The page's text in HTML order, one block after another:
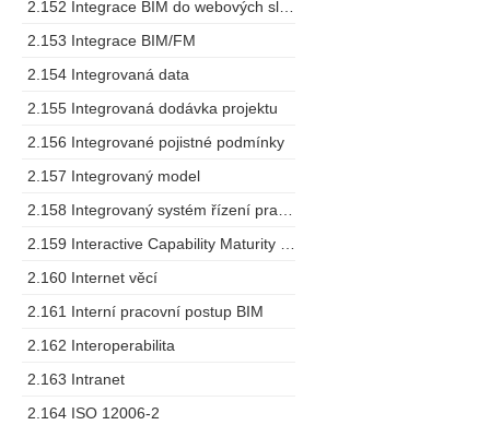
2.153 Integrace BIM/FM
2.154 Integrovaná data
2.155 Integrovaná dodávka projektu
2.156 Integrované pojistné podmínky
2.157 Integrovaný model
2.160 Internet věcí
2.161 Interní pracovní postup BIM
2.162 Interoperabilita
2.163 Intranet
2.164 ISO 12006-2